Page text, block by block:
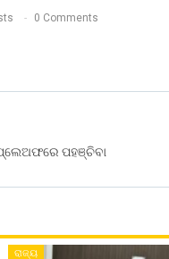
0 Comments
ପହଞ୍ଚିବା
ରାଜ୍ୟ